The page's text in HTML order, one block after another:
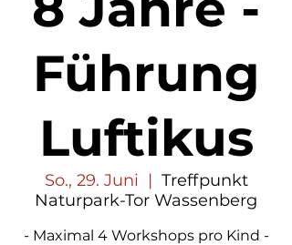
Führung
Luftikus
So., 29. Juni
  |
Treffpunkt
Naturpark-Tor Wassenberg
- Maximal 4 Workshops pro Kind -